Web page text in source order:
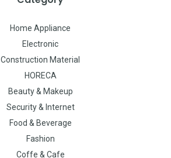
Home Appliance
Electronic
Construction Material
HORECA
Beauty & Makeup
Security & Internet
Food & Beverage
Fashion
Coffe & Cafe